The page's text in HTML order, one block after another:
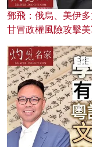
鄧飛：俄烏、美伊
甘冒政權風險攻擊